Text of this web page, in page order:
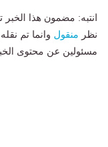
انتبه: مضمون هذا الخبر
نظر منقول وانما تم
مسئولين عن محتوى